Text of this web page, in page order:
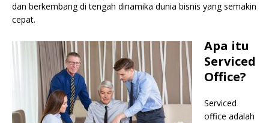
dan berkembang di tengah dinamika dunia bisnis yang semakin
cepat.
Apa itu
Serviced
Office?
Serviced
office adalah